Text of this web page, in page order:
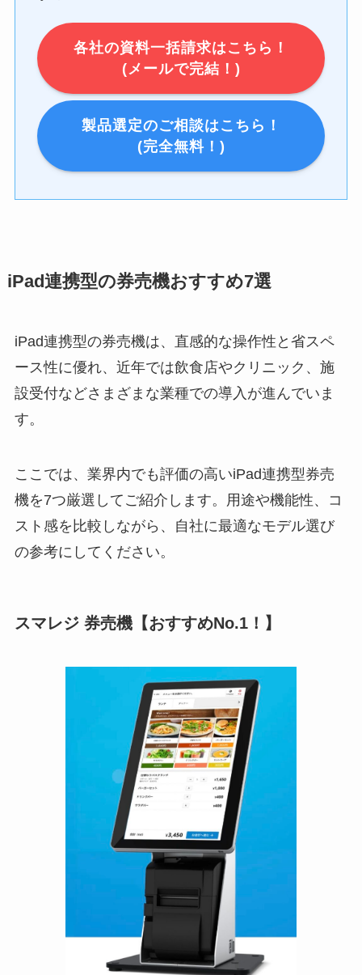
各社の資料一括請求はこちら！
(メールで完結！)
製品選定のご相談はこちら！
(完全無料！)
iPad連携型の券売機おすすめ7選
iPad連携型の券売機は、直感的な操作性と省スペ
ース性に優れ、近年では飲食店やクリニック、施
設受付などさまざまな業種での導入が進んでいま
す。
ここでは、業界内でも評価の高いiPad連携型券売
機を7つ厳選してご紹介します。用途や機能性、コ
スト感を比較しながら、自社に最適なモデル選び
の参考にしてください。
スマレジ 券売機【おすすめNo.1！】